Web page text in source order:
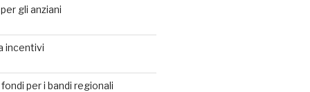
gli anziani
incentivi
per i bandi regionali